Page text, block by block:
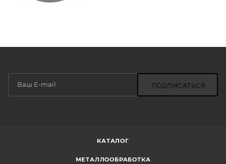
ПОДПИСАТЬСЯ
КАТАЛОГ
МЕТАЛЛООБРАБОТКА